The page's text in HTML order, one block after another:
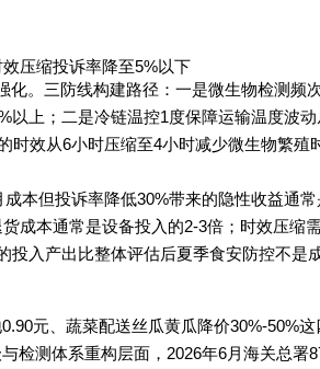
压缩投诉率降至5%以下
。三防线构建路径：一是微生物检测频
上；二是冷链温控1度保障运输温度波
效从6小时压缩至4小时减少微生物繁殖
本但投诉率降低30%带来的隐性收益通常
成本通常是设备投入的2-3倍；时效压缩
入产出比整体评估后夏季食安防控不是
元、蔬菜配送丝瓜黄瓜降价30%-50%
检测体系重构层面，2026年6月海关总署